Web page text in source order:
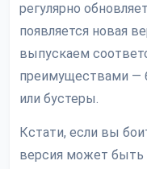
регулярно
появляется новая
выпускаем
преимуществами —
или бустеры.
Кстати, если вы
версия может быть